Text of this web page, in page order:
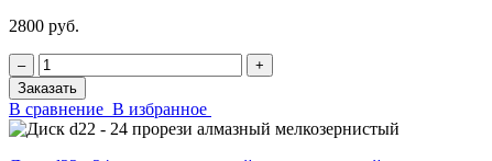
2800 руб.
‒
+
Заказать
В сравнение В избранное